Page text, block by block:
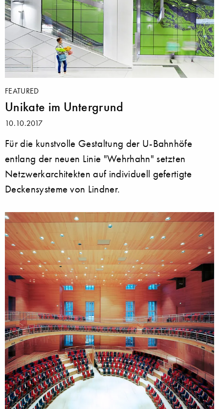
FEATURED
Unikate im Untergrund
10.10.2017
Für die kunstvolle Gestaltung der U-Bahnhöfe
entlang der neuen Linie "Wehrhahn" setzten
Netzwerkarchitekten auf individuell gefertigte
Deckensysteme von Lindner.